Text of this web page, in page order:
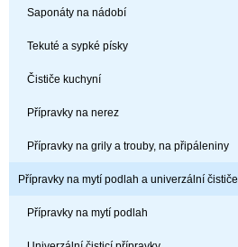
Saponáty na nádobí
Tekuté a sypké písky
Čističe kuchyní
Přípravky na nerez
Přípravky na grily a trouby, na připáleniny
Přípravky na mytí podlah a univerzální čističe
Přípravky na mytí podlah